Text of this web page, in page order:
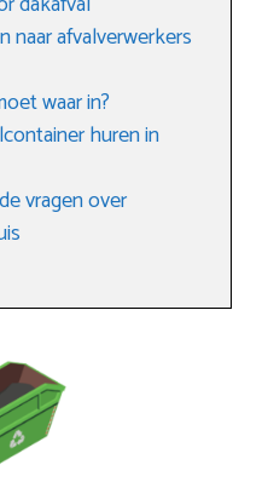
naar afvalverwerkers
waar in?
huren in
vragen over